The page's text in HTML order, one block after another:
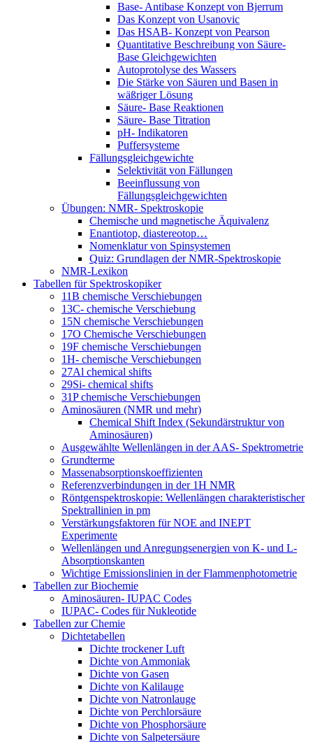
Base- Antibase Konzept von Bjerrum
Das Konzept von Usanovic
Das HSAB- Konzept von Pearson
Quantitative Beschreibung von Säure-
Base Gleichgewichten
Autoprotolyse des Wassers
Die Stärke von Säuren und Basen in
wäßriger Lösung
Säure- Base Reaktionen
Säure- Base Titration
pH- Indikatoren
Puffersysteme
Fällungsgleichgewichte
Selektivität von Fällungen
Beeinflussung von
Fällungsgleichgewichten
Übungen: NMR- Spektroskopie
Chemische und magnetische Äquivalenz
Enantiotop, diastereotop…
Nomenklatur von Spinsystemen
Quiz: Grundlagen der NMR-Spektroskopie
NMR-Lexikon
Tabellen für Spektroskopiker
11B chemische Verschiebungen
13C- chemische Verschiebung
15N chemische Verschiebungen
17O Chemische Verschiebungen
19F chemische Verschiebungen
1H- chemische Verschiebungen
27Al chemical shifts
29Si- chemical shifts
31P chemische Verschiebungen
Aminosäuren (NMR und mehr)
Chemical Shift Index (Sekundärstruktur von
Aminosäuren)
Ausgewählte Wellenlängen in der AAS- Spektrometrie
Grundterme
Massenabsorptionskoeffizienten
Referenzverbindungen in der 1H NMR
Röntgenspektroskopie: Wellenlängen charakteristischer
Spektrallinien in pm
Verstärkungsfaktoren für NOE and INEPT
Experimente
Wellenlängen und Anregungsenergien von K- und L-
Absorptionskanten
Wichtige Emissionslinien in der Flammenphotometrie
Tabellen zur Biochemie
Aminosäuren- IUPAC Codes
IUPAC- Codes für Nukleotide
Tabellen zur Chemie
Dichtetabellen
Dichte trockener Luft
Dichte von Ammoniak
Dichte von Gasen
Dichte von Kalilauge
Dichte von Natronlauge
Dichte von Perchlorsäure
Dichte von Phosphorsäure
Dichte von Salpetersäure